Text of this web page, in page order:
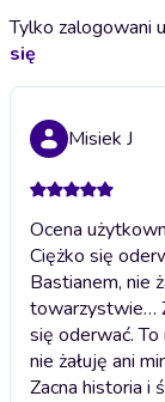
Tylko zalogowani
się
Misiek J
Ocena
Ciężko się
Bastianem, nie
towarzystwie…
się oderwać.
nie żałuję ani
Zacna historia i